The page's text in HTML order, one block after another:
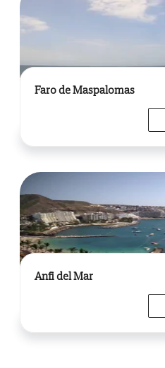
Faro de Maspalomas
Anfi del Mar